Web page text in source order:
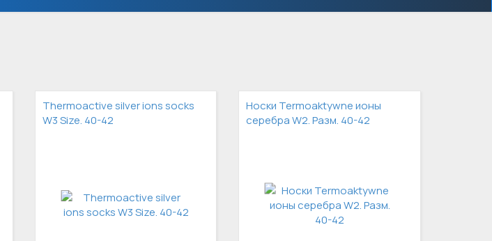
Thermoactive silver ions socks
W3 Size. 40-42
Носки Termoaktywne ионы
серебра W2. Разм. 40-42